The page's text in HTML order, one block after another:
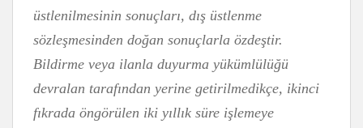
üstlenilmesinin sonuçları, dış üstlenme
sözleşmesinden doğan sonuçlarla özdeştir.
Bildirme veya ilanla duyurma yükümlülüğü
devralan tarafından yerine getirilmedikçe, ikinci
fıkrada öngörülen iki yıllık süre işlemeye